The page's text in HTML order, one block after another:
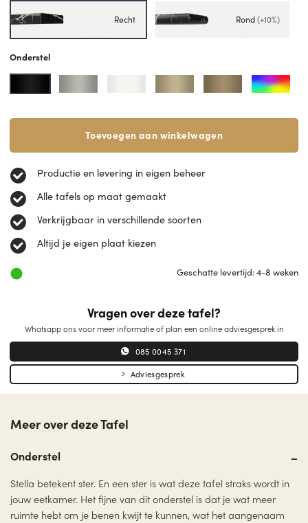
Recht Rond(+10%)
Onderstel
Toevoegen aan winkelwagen
Productie en levering in eigen beheer
Alle tafels op maat gemaakt
Verkrijgbaar in verschillende soorten
Altijd je eigen plaat kiezen
Geschatte levertijd: 4-8 weken
Vragen over deze tafel?
Whatsapp ons voor meer informatie of plan een online adviesgesprek in
085 0045 371
Adviesgesprek
Meer over deze Tafel
Onderstel
Stella betekent ster. En een ster is wat deze tafel straks wordt in
jouw eetkamer. Het fijne van dit onderstel is dat je wat meer
ruimte hebt om je benen kwijt te kunnen, wat het aangenaam